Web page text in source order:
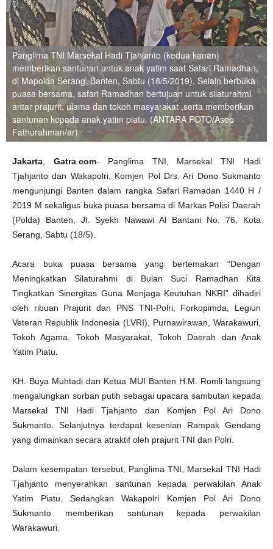
Panglima TNI Marsekal Hadi Tjahjanto (kedua kanan)
memberikan santunan untuk anak yatim saat Safari Ramadhan,
di Mapolda Serang, Banten, Sabtu (18/5/2019). Selain berbuka
puasa bersama, safari Ramadhan bertujuan untuk silaturahmi
antar prajurit, ulama dan tokoh masyarakat ,serta memberikan
santunan kepada anak yatim piatu. (ANTARA FOTO/Asep
Fathurahman/ar)
Jakarta Gatra. com- Panglima TNI, Marsekal TNI Hadi
Tjahjanto dan Wakapolri, Komjen Pol Drs. Ari Dono Sukmanto
mengunjungi Banten dalam rangka Safari Ramadan 1440 H /
2019 M sekaligus buka puasa bersama di Markas Polisi Daerah
(Polda) Banten, Jl. Syekh Nawawi Al Bantani No. 76, Kota
Serang, Sabtu (18/5).
Acara buka puasa bersama yang bertemakan “Dengan
Meningkatkan Silaturahmi di Bulan Suci Ramadhan Kita
Tingkatkan Sinergitas Guna Menjaga Keutuhan NKRI” dihadiri
oleh ribuan Prajurit dan PNS TNI-Polri, Forkopimda, Legiun
Veteran Republik Indonesia (LVRI), Purnawirawan, Warakawuri,
Tokoh Agama, Tokoh Masyarakat, Tokoh Daerah dan Anak
Yatim Piatu.
KH. Buya Muhtadi dan Ketua MUI Banten H.M. Romli langsung
mengalungkan sorban putih sebagai upacara sambutan kepada
Marsekal TNI Hadi Tjahjanto dan Komjen Pol Ari Dono
Sukmanto. Selanjutnya terdapat kesenian Rampak Gendang
yang dimainkan secara atraktif oleh prajurit TNI dan Polri.
Dalam kesempatan tersebut, Panglima TNI, Marsekal TNI Hadi
Tjahjanto menyerahkan santunan kepada perwakilan Anak
Yatim Piatu. Sedangkan Wakapolri Komjen Pol Ari Dono
Sukmanto memberikan santunan kepada perwakilan
Warakawuri.